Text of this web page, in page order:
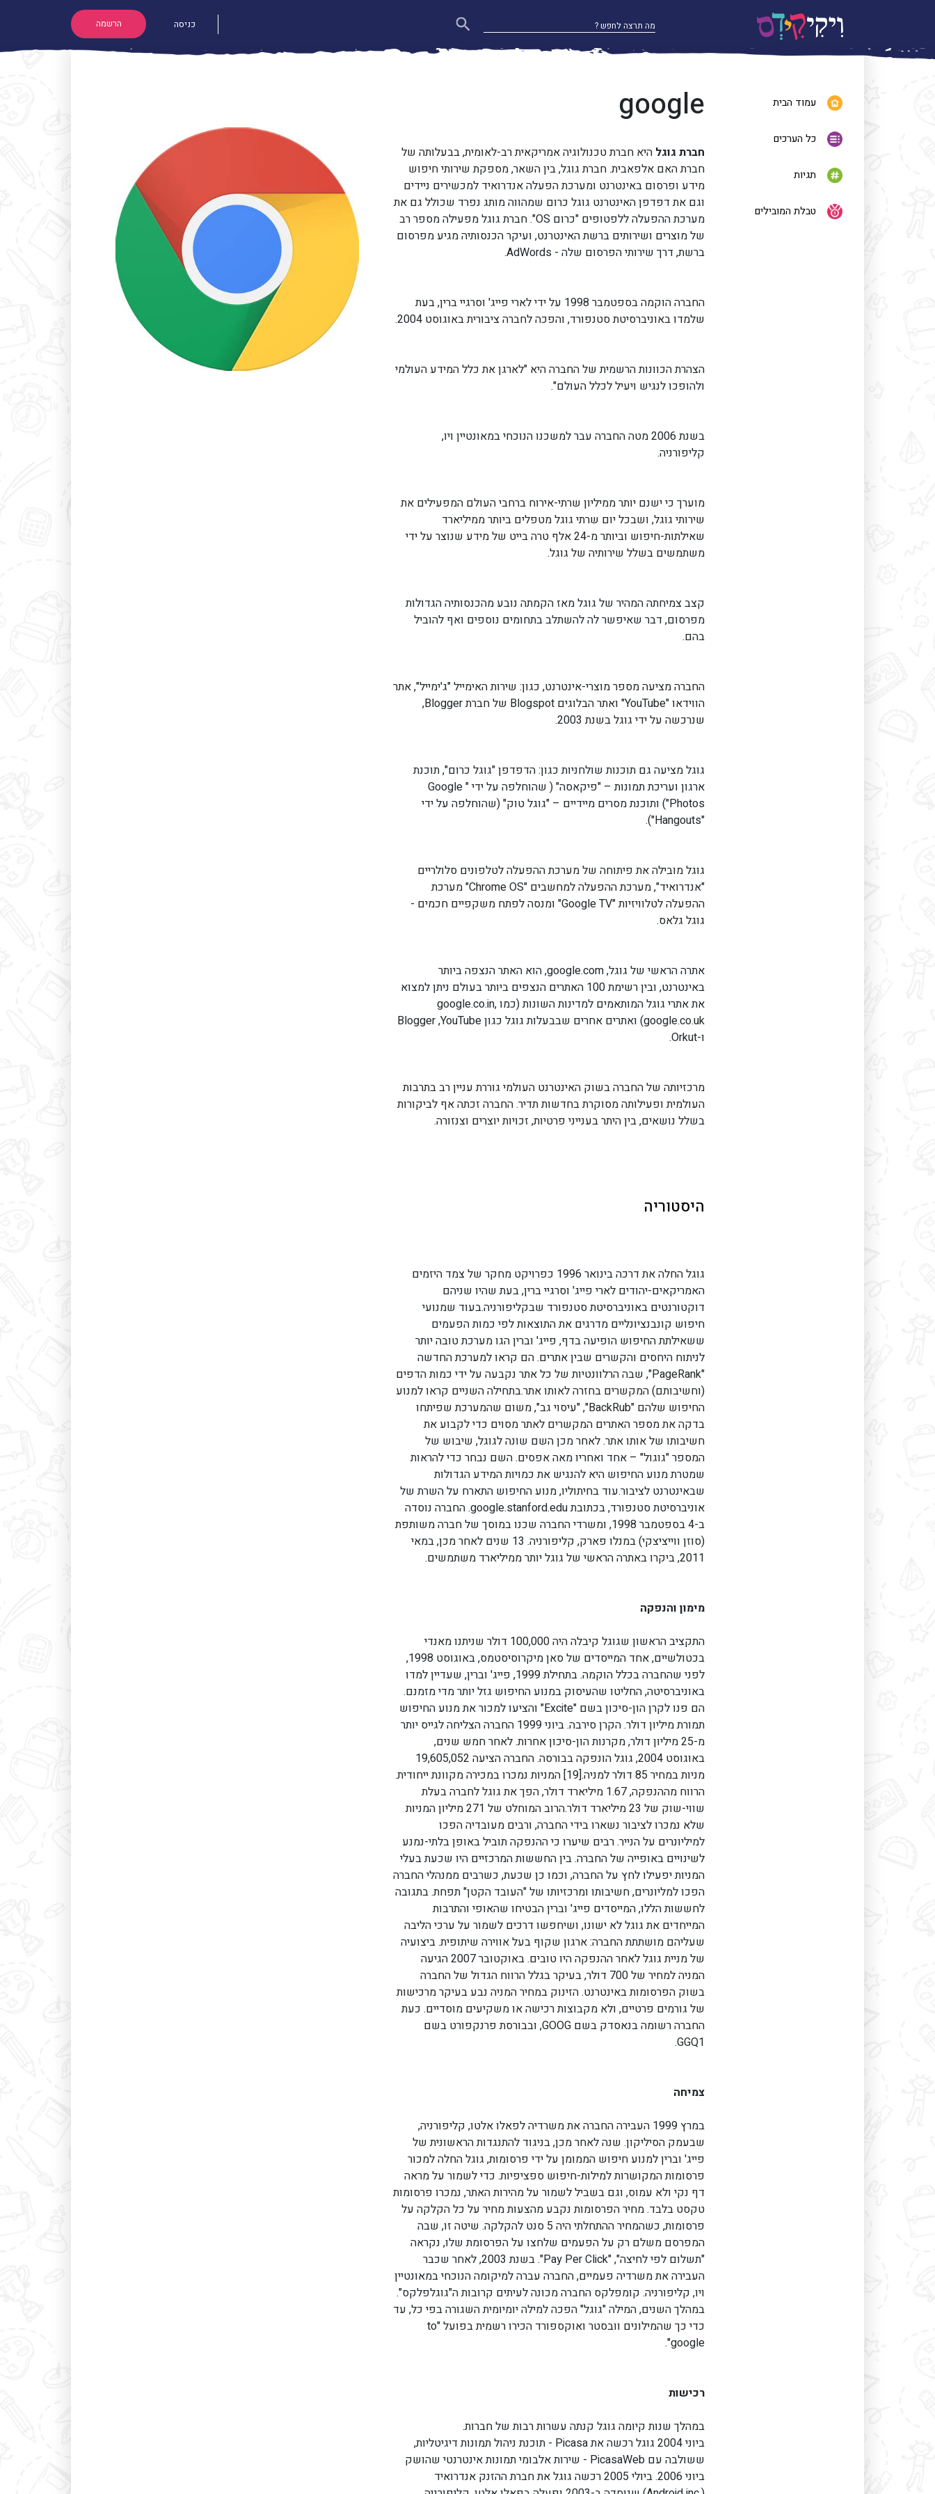
כניסה הרשמה
עמוד הבית
כל הערכים
תגיות
טבלת המובילים
google
חברת גוגל היא חברת טכנולוגיה אמריקאית רב-לאומית, בבעלותה של
חברת האם אלפאבית. חברת גוגל, בין השאר, מספקת שירותי חיפוש
מידע ופרסום באינטרנט ומערכת הפעלה אנדרואיד למכשירים ניידים
וגם את דפדפן האינטרנט גוגל כרום שמהווה מותג נפרד שכולל גם את
מערכת ההפעלה ללפטופים "כרום OS". חברת גוגל מפעילה מספר רב
של מוצרים ושירותים ברשת האינטרנט, ועיקר הכנסותיה מגיע מפרסום
ברשת, דרך שירותי הפרסום שלה - AdWords.
החברה הוקמה בספטמבר 1998 על ידי לארי פייג' וסרגיי ברין, בעת
שלמדו באוניברסיטת סטנפורד, והפכה לחברה ציבורית באוגוסט 2004.
הצהרת הכוונות הרשמית של החברה היא "לארגן את כלל המידע העולמי
ולהופכו לנגיש ויעיל לכלל העולם".
בשנת 2006 מטה החברה עבר למשכנו הנוכחי במאונטיין ויו,
קליפורניה.
מוערך כי ישנם יותר ממיליון שרתי-אירוח ברחבי העולם המפעילים את
שירותי גוגל, ושבכל יום שרתי גוגל מטפלים ביותר ממיליארד
שאילתות-חיפוש וביותר מ-24 אלף טרה בייט של מידע שנוצר על ידי
משתמשים בשלל שירותיה של גוגל.
קצב צמיחתה המהיר של גוגל מאז הקמתה נובע מהכנסותיה הגדולות
מפרסום, דבר שאיפשר לה להשתלב בתחומים נוספים ואף להוביל
בהם.
החברה מציעה מספר מוצרי-אינטרנט, כגון: שירות האימייל "ג'ימייל", אתר
הווידאו "YouTube" ואתר הבלוגים Blogspot של חברת Blogger,
שנרכשה על ידי גוגל בשנת 2003.
גוגל מציעה גם תוכנות שולחניות כגון: הדפדפן "גוגל כרום", תוכנת
ארגון ועריכת תמונות – "פיקאסה" ( שהוחלפה על ידי " Google
Photos") ותוכנת מסרים מיידיים – "גוגל טוק" (שהוחלפה על ידי
"Hangouts").
גוגל מובילה את פיתוחה של מערכת ההפעלה לטלפונים סלולריים
"אנדרואיד", מערכת ההפעלה למחשבים "Chrome OS" מערכת
ההפעלה לטלוויזיות "Google TV" ומנסה לפתח משקפיים חכמים -
גוגל גלאס.
אתרה הראשי של גוגל, google.com, הוא האתר הנצפה ביותר
באינטרנט, ובין רשימת 100 האתרים הנצפים ביותר בעולם ניתן למצוא
את אתרי גוגל המותאמים למדינות השונות (כמו google.co.in,
google.co.uk) ואתרים אחרים שבבעלות גוגל כגון YouTube, ‏Blogger
ו-Orkut.
מרכזיותה של החברה בשוק האינטרנט העולמי גוררת עניין רב בתרבות
העולמית ופעילותה מסוקרת בחדשות תדיר. החברה זכתה אף לביקורות
בשלל נושאים, בין היתר בענייני פרטיות, זכויות יוצרים וצנזורה.
היסטוריה
גוגל החלה את דרכה בינואר 1996 כפרויקט מחקר של צמד היזמים
האמריקאים-יהודים לארי פייג' וסרגיי ברין, בעת שהיו שניהם
דוקטורנטים באוניברסיטת סטנפורד שבקליפורניה.בעוד שמנועי
חיפוש קונבנציונליים מדרגים את התוצאות לפי כמות הפעמים
ששאילתת החיפוש הופיעה בדף, פייג' וברין הגו מערכת טובה יותר
לניתוח היחסים והקשרים שבין אתרים. הם קראו למערכת החדשה
"PageRank", שבה הרלוונטיות של כל אתר נקבעה על ידי כמות הדפים
(וחשיבותם) המקשרים בחזרה לאותו אתר.בתחילה השניים קראו למנוע
החיפוש שלהם "BackRub", "עיסוי גב", משום שהמערכת שפיתחו
בדקה את מספר האתרים המקשרים לאתר מסוים כדי לקבוע את
חשיבותו של אותו אתר. לאחר מכן השם שונה לגוגל, שיבוש של
המספר "גוגול" – אחד ואחריו מאה אפסים. השם נבחר כדי להראות
שמטרת מנוע החיפוש היא להנגיש את כמויות המידע הגדולות
שבאינטרנט לציבור.עוד בחיתוליו, מנוע החיפוש התארח על השרת של
אוניברסיטת סטנפורד, בכתובת google.stanford.edu. החברה נוסדה
ב-4 בספטמבר 1998, ומשרדי החברה שכנו במוסך של חברה משותפת
(סוזן ווייציצקי) במנלו פארק, קליפורניה. 13 שנים לאחר מכן, במאי
2011, ביקרו באתרה הראשי של גוגל יותר ממיליארד משתמשים.
מימון והנפקה
התקציב הראשון שגוגל קיבלה היה 100,000 דולר שניתנו מאנדי
בכטולשיים, אחד המייסדים של סאן מיקרוסיסטמס, באוגוסט 1998,
לפני שהחברה בכלל הוקמה. בתחילת 1999, פייג' וברין, שעדיין למדו
באוניברסיטה, החליטו שהעיסוק במנוע החיפוש גזל יותר מדי מזמנם.
הם פנו לקרן הון-סיכון בשם "Excite" והציעו למכור את מנוע החיפוש
תמורת מיליון דולר. הקרן סירבה. ביוני 1999 החברה הצליחה לגייס יותר
מ-25 מיליון דולר, מקרנות הון-סיכון אחרות. לאחר חמש שנים,
באוגוסט 2004, גוגל הונפקה בבורסה. החברה הציעה 19,605,052
מניות במחיר 85 דולר למניה.[19] המניות נמכרו במכירה מקוונת ייחודית.
הרווח מההנפקה, 1.67 מיליארד דולר, הפך את גוגל לחברה בעלת
שווי-שוק של 23 מיליארד דולר.הרוב המוחלט של 271 מיליון המניות
שלא נמכרו לציבור נשארו בידי החברה, ורבים מעובדיה הפכו
למיליונרים על הנייר. רבים שיערו כי ההנפקה תוביל באופן בלתי-נמנע
לשינויים באופייה של החברה. בין החששות המרכזיים היו שכעת בעלי
המניות יפעילו לחץ על החברה, וכמו כן שכעת, כשרבים ממנהלי החברה
הפכו למליונרים, חשיבותו ומרכזיותו של "העובד הקטן" תפחת. בתגובה
לחששות הללו, המייסדים פייג' וברין הבטיחו שהאופי והתרבות
המייחדים את גוגל לא ישונו, ושיחפשו דרכים לשמור על ערכי הליבה
שעליהם מושתתת החברה: ארגון שקוף בעל אווירה שיתופית. ביצועיה
של מניית גוגל לאחר ההנפקה היו טובים. באוקטובר 2007 הגיעה
המניה למחיר של 700 דולר, בעיקר בגלל הרווח הגדול של החברה
בשוק הפרסומות באינטרנט. הזינוק במחיר המניה נבע בעיקר מרכישות
של גורמים פרטיים, ולא מקבוצות רכישה או משקיעים מוסדיים. כעת
החברה רשומה בנאסדק בשם GOOG, ובבורסת פרנקפורט בשם
GGQ1.
צמיחה
במרץ 1999 העבירה החברה את משרדיה לפאלו אלטו, קליפורניה,
שבעמק הסיליקון. שנה לאחר מכן, בניגוד להתנגדות הראשונית של
פייג' וברין למנוע חיפוש הממומן על ידי פרסומות, גוגל החלה למכור
פרסומות המקושרות למילות-חיפוש ספציפיות. כדי לשמור על מראה
דף נקי ולא עמוס, וגם בשביל לשמור על מהירות האתר, נמכרו פרסומות
טקסט בלבד. מחיר הפרסומות נקבע מהצעות מחיר על כל הקלקה על
פרסומות, כשהמחיר ההתחלתי היה 5 סנט להקלקה. שיטה זו, שבה
המפרסם משלם רק על הפעמים שלחצו על הפרסומת שלו, נקראה
"תשלום לפי לחיצה", "Pay Per Click". בשנת 2003, לאחר שכבר
העבירה את משרדיה פעמיים, החברה עברה למיקומה הנוכחי במאונטיין
ויו, קליפורניה. קומפלקס החברה מכונה לעיתים קרובות ה"גוגלפלקס".
במהלך השנים, המילה "גוגל" הפכה למילה יומיומית השגורה בפי כל, עד
כדי כך שהמילונים וובסטר ואוקספורד הכירו רשמית בפועל "to
google".
רכישות
במהלך שנות קיומה גוגל קנתה עשרות רבות של חברות.
ביוני 2004 גוגל רכשה את Picasa - תוכנת ניהול תמונות דיגיטליות,
ששולבה עם PicasaWeb - שירות אלבומי תמונות אינטרנטי שהושק
ביוני 2006. ביולי 2005 רכשה גוגל את חברת ההזנק אנדרואיד